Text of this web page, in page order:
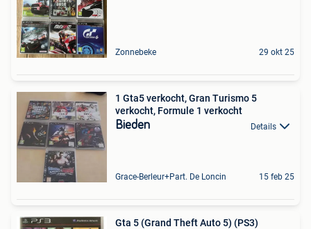
Zonnebeke 29 okt 25
1 Gta5 verkocht, Gran Turismo 5
verkocht, Formule 1 verkocht
Bieden Details
Grace-Berleur+Part. De Loncin 15 feb 25
Gta 5 (Grand Theft Auto 5) (PS3)